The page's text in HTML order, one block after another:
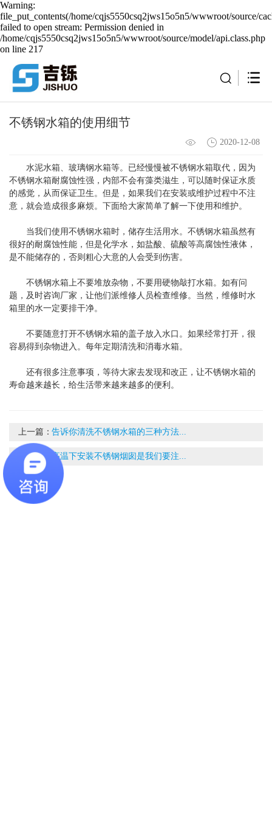
Warning:
file_put_contents(/home/cqjs5550csq2jws15o5n5/wwwroot/source/
failed to open stream: Permission denied in
/home/cqjs5550csq2jws15o5n5/wwwroot/source/model/api.class.php
on line 217
不锈钢水箱的使用细节
2020-12-08
水泥水箱、玻璃钢水箱等。已经慢慢被不锈钢水箱取代，因为
不锈钢水箱耐腐蚀性强，内部不会有藻类滋生，可以随时保证水质
的感觉，从而保证卫生。但是，如果我们在安装或维护过程中不注
意，就会造成很多麻烦。下面给大家简单了解一下使用和维护。
当我们使用不锈钢水箱时，储存生活用水。不锈钢水箱虽然有
很好的耐腐蚀性能，但是化学水，如盐酸、硫酸等高腐蚀性液体，
是不能储存的，否则粗心大意的人会受到伤害。
不锈钢水箱上不要堆放杂物，不要用硬物敲打水箱。如有问
题，及时咨询厂家，让他们派维修人员检查维修。当然，维修时水
箱里的水一定要排干净。
不要随意打开不锈钢水箱的盖子放入水口。如果经常打开，很
容易得到杂物进入。每年定期清洗和消毒水箱。
还有很多注意事项，等待大家去发现和改正，让不锈钢水箱的
寿命越来越长，给生活带来越来越多的便利。
上一篇：告诉你清洗不锈钢水箱的三种方法...
下一篇： 高温下安装不锈钢烟囱是我们要注...